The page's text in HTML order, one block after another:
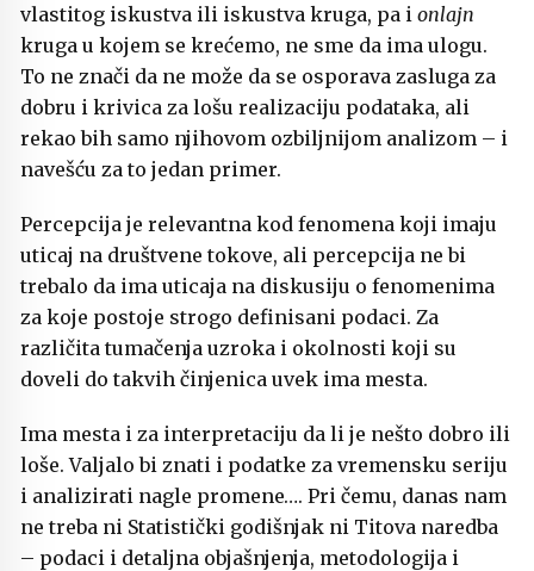
vlastitog iskustva ili iskustva kruga, pa i onlajn
kruga u kojem se krećemo, ne sme da ima ulogu.
To ne znači da ne može da se osporava zasluga za
dobru i krivica za lošu realizaciju podataka, ali
rekao bih samo njihovom ozbiljnijom analizom – i
navešću za to jedan primer.
Percepcija je relevantna kod fenomena koji imaju
uticaj na društvene tokove, ali percepcija ne bi
trebalo da ima uticaja na diskusiju o fenomenima
za koje postoje strogo definisani podaci. Za
različita tumačenja uzroka i okolnosti koji su
doveli do takvih činjenica uvek ima mesta.
Ima mesta i za interpretaciju da li je nešto dobro ili
loše. Valjalo bi znati i podatke za vremensku seriju
i analizirati nagle promene…. Pri čemu, danas nam
ne treba ni Statistički godišnjak ni Titova naredba
– podaci i detaljna objašnjenja, metodologija i